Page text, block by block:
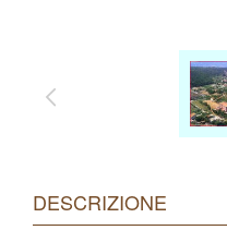
DESCRIZIONE